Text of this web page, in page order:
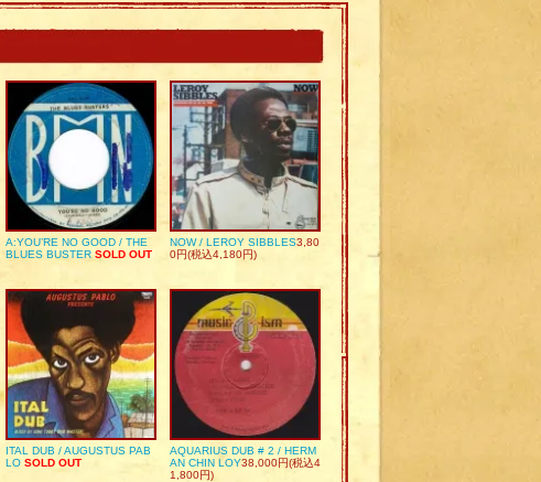
A:YOU’RE NO GOOD / THE
BLUES BUSTER SOLD OUT
NOW / LEROY SIBBLES3,80
0円(税込4,180円)
ITAL DUB / AUGUSTUS PAB
LO SOLD OUT
AQUARIUS DUB # 2 / HERM
AN CHIN LOY38,000円(税込4
1,800円)